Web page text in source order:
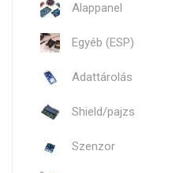
Alappanel
Egyéb (ESP)
Adattárolás
Shield/pajzs
Szenzor